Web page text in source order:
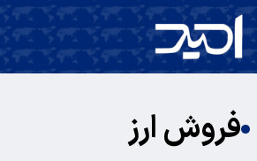
فروش ارز